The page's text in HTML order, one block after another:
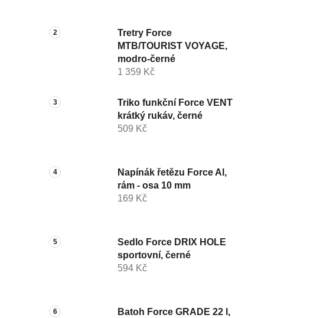
Tretry Force
MTB/TOURIST VOYAGE,
modro-černé
1 359 Kč
Triko funkční Force VENT
krátký rukáv, černé
509 Kč
Napínák řetězu Force Al,
rám - osa 10 mm
169 Kč
Sedlo Force DRIX HOLE
sportovní, černé
594 Kč
Batoh Force GRADE 22 l,